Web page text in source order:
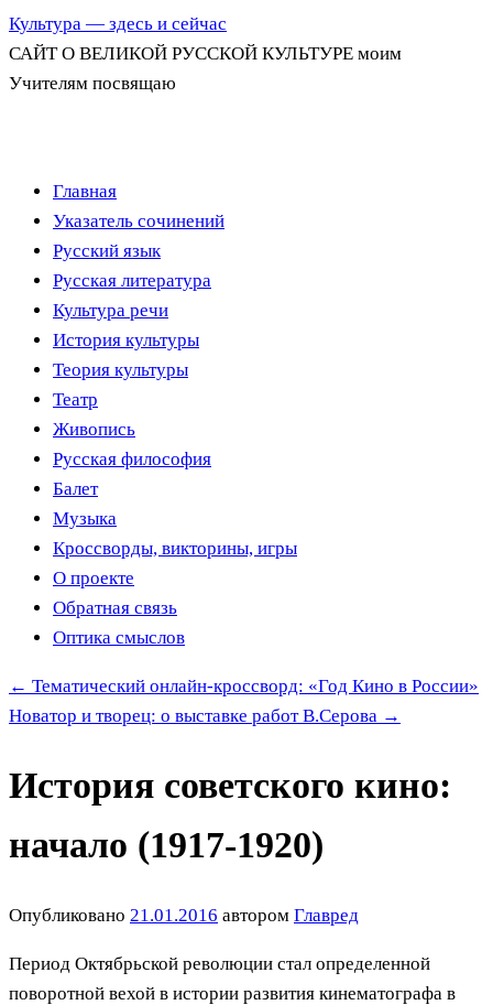
Культура — здесь и сейчас
САЙТ О ВЕЛИКОЙ РУССКОЙ КУЛЬТУРЕ моим
Учителям посвящаю
Перейти
содержимому
Главная
Указатель сочинений
Русский язык
Русская литература
Культура речи
История культуры
Теория культуры
Театр
Живопись
Русская философия
Балет
Музыка
Кроссворды, викторины, игры
О проекте
Обратная связь
Оптика смыслов
← Тематический онлайн-кроссворд: «Год Кино в России»
Новатор и творец: о выставке работ В.Серова →
История советского кино:
начало (1917-1920)
Опубликовано 21.01.2016 автором Главред
Период Октябрьской революции стал определенной
поворотной вехой в истории развития кинематографа в